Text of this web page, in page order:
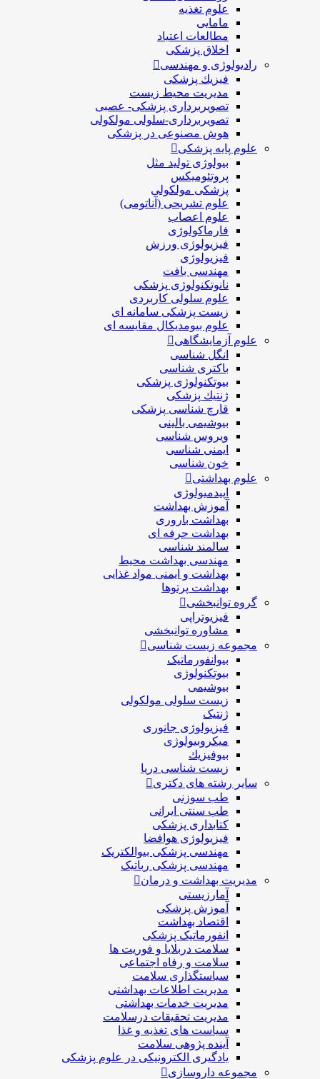
علوم تغذیه
مامایی
مطالعات اعتیاد
اخلاق پزشکی
رادیولوژی و مهندسی
فيزيك پزشکی
مدیریت محیط زیست
تصویربرداری پزشکی- عصبی
تصویربرداری-سلولی مولکولی
هوش مصنوعی در پزشکی
علوم پایه پزشکی
بیولوژی تولید مثل
پروتئومیکس
پزشکی مولکولی
علوم تشریحی (آناتومی)
علوم اعصاب
فارماکولوژی
فیزیولوژی ورزش
فیزیولوژی
مهندسی بافت
نانوتکنولوژی پزشکی
علوم سلولی کاربردی
زیست پزشکی سامانه ای
علوم بیومدیکال مقایسه ای
علوم آزمایشگاهی
انگل شناسی
باکتری شناسی
بیوتکنولوژی پزشکی
ژنتيك پزشکی
قارچ شناسی پزشكی
بیوشیمی بالینی
ویروس شناسی
ایمنی شناسی
خون شناسی
علوم بهداشتی
اپیدمیولوژی
آموزش بهداشت
بهداشت باروری
بهداشت حرفه ای
سالمند شناسی
مهندسی بهداشت محيط
بهداشت و ایمنی مواد غذایی
بهداشت پرتوها
گروه توانبخشی
فیزیوتراپی
مشاوره توانبخشی
مجموعه زیست شناسی
بیوانفورماتیک
بیوتکنولوژی
بیوشیمی
زیست سلولی مولکولی
ژنتیک
فیزیولوژی جانوری
میکروبیولوژی
بيوفيزيك
زیست شناسی دریا
سایر رشته های دکتری
طب سوزنی
طب سنتی ایرانی
کتابداری پزشکی
فیزیولوژی هوافضا
مهندسی پزشکی بیوالکتریک
مهندسی پزشکی رباتیک
مدیریت بهداشت و درمان
آمارزیستی
آموزش پزشکی
اقتصاد بهداشت
انفورماتیک پزشکی
سلامت دربلايا و فوريت ها
سلامت و رفاه اجتماعی
سیاستگذاری سلامت
مدیریت اطلاعات بهداشتی
مدیریت خدمات بهداشتی
مدیریت تحقیقات درسلامت
سیاست های تغذیه و غذا
آینده پژوهی سلامت
یادگیری الکترونیکی در علوم پزشکی
مجموعه داروسازی